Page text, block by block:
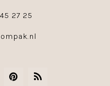
27 25